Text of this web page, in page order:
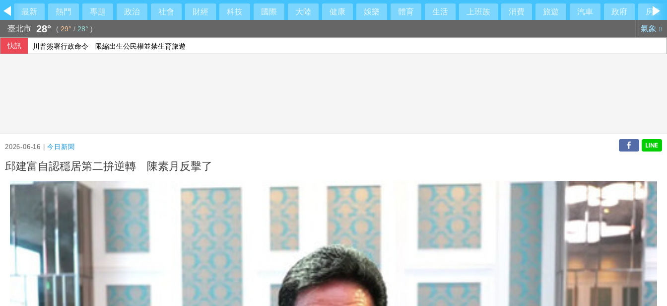
最新 熱門 專題 政治 社會 財經 科技 國際 大陸 健康 娛樂 體育 生活 上班族 消費 旅遊 汽車 政府
房產
臺北市 28° ( 29° / 28° ) 氣象
快訊 川普簽署行政命令 限縮出生公民權並禁生育旅遊
2026-06-16 |今日新聞
邱建富自認穩居第二拚逆轉 陳素月反擊了